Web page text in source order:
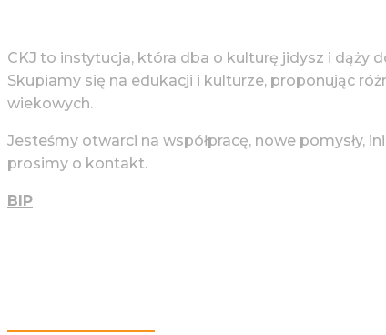
CKJ to instytucja, która dba o kulturę jidysz i dąży
Skupiamy się na edukacji i kulturze, proponując
wiekowych.
Jesteśmy otwarci na współpracę, nowe pomysły,
prosimy o kontakt.
BIP